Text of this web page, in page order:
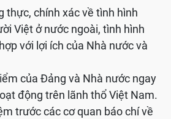
thực, chính xác về tình hình
Việt ở nước ngoài, tình hình
với lợi ích của Nhà nước và
của Đảng và Nhà nước ngay
động trên lãnh thổ Việt Nam.
trước các cơ quan báo chí về